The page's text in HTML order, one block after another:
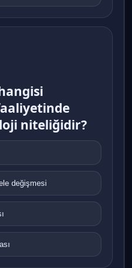
niteliğidir?
değişmesi